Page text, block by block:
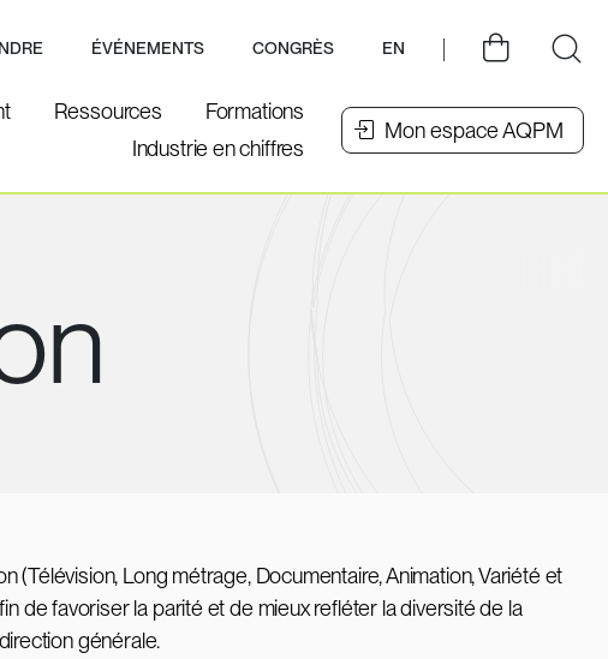
ÉVÉNEMENTS CONGRÈS EN
Ressources
Formations
Industrie en chiffres
Mon espace AQPM
(Télévision, Long métrage, Documentaire, Animation, Variété et
de favoriser la parité et de mieux refléter la diversité de la
générale.